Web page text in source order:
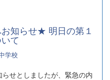
知らせ★ 明日の第１
て
学校
せとしましたが、緊急の内